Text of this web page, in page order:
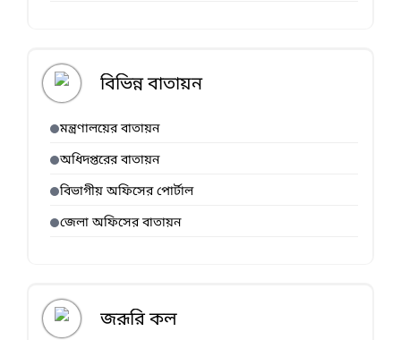
বিভিন্ন বাতায়ন
মন্ত্রণালয়ের বাতায়ন
অধিদপ্তরের বাতায়ন
বিভাগীয় অফিসের পোর্টাল
জেলা অফিসের বাতায়ন
জরূরি কল